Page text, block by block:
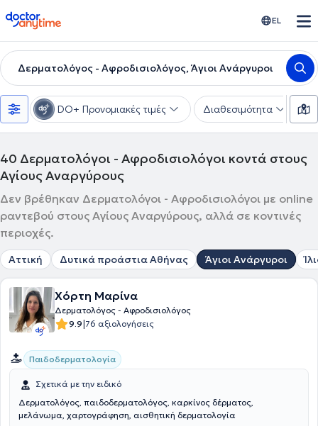
doctoranytime EL
Δερματολόγος - Αφροδισιολόγος, Άγιοι Ανάργυροι
DO+ Προνομιακές τιμές Διαθεσιμότητα
40 Δερματολόγοι - Αφροδισιολόγοι κοντά στους
Αγίους Αναργύρους
Δεν βρέθηκαν Δερματολόγοι - Αφροδισιολόγοι με online
ραντεβού στους Αγίους Αναργύρους, αλλά σε κοντινές
περιοχές.
Αττική Δυτικά προάστια Αθήνας Άγιοι Ανάργυροι
Χόρτη Μαρίνα
Δερματολόγος - Αφροδισιολόγος
9.9|76 αξιολογήσεις
Παιδοδερματολογία
Σχετικά με την ειδικό
Δερματολόγος, παιδοδερματολόγος, καρκίνος δέρματος,
μελάνωμα, χαρτογράφηση, αισθητική δερματολογία